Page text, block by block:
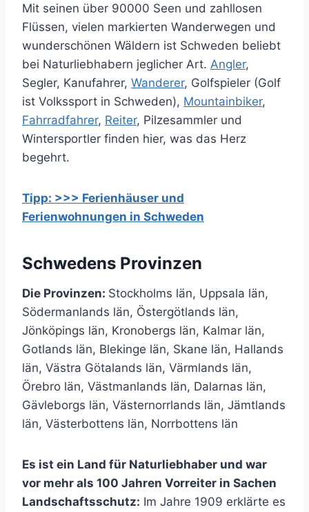
Mit seinen über 90000 Seen und zahllosen
Flüssen, vielen markierten Wanderwegen und
wunderschönen Wäldern ist Schweden beliebt
bei Naturliebhabern jeglicher Art. Angler,
Segler, Kanufahrer, Wanderer, Golfspieler (Golf
ist Volkssport in Schweden), Mountainbiker,
Fahrradfahrer, Reiter, Pilzesammler und
Wintersportler finden hier, was das Herz
begehrt.
Tipp: >>> Ferienhäuser und
Ferienwohnungen in Schweden
Schwedens Provinzen
Die Provinzen: Stockholms län, Uppsala län,
Södermanlands län, Östergötlands län,
Jönköpings län, Kronobergs län, Kalmar län,
Gotlands län, Blekinge län, Skane län, Hallands
län, Västra Götalands län, Värmlands län,
Örebro län, Västmanlands län, Dalarnas län,
Gävleborgs län, Västernorrlands län, Jämtlands
län, Västerbottens län, Norrbottens län
Es ist ein Land für Naturliebhaber und war
vor mehr als 100 Jahren Vorreiter in Sachen
Landschaftsschutz: Im Jahre 1909 erklärte es